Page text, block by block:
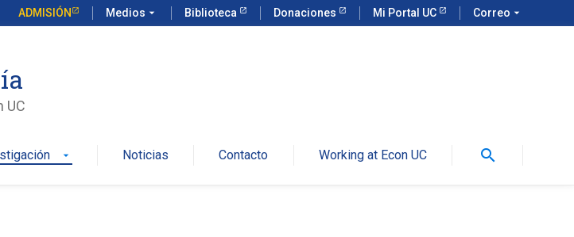
ADMISIÓN Medios arrow_drop_down Biblioteca Donaciones Mi Portal UC Correo arrow_drop_down
UC
arrow_drop_down Noticias Contacto Working at Econ UC search